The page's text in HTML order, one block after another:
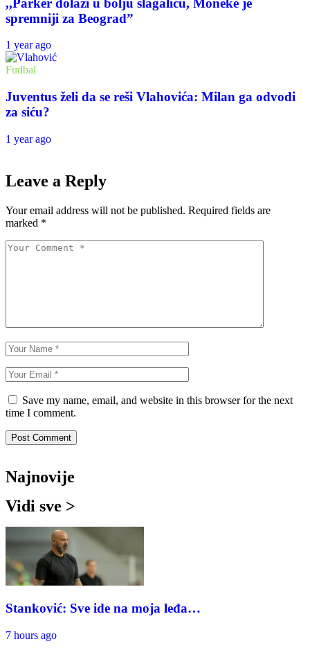
,,Parker dolazi u bolju slagalicu, Moneke je
spremniji za Beograd”
1 year ago
Fudbal
Juventus želi da se reši Vlahovića: Milan ga odvodi
za siću?
1 year ago
Leave a Reply
Your email address will not be published. Required fields are
marked *
Save my name, email, and website in this browser for the next
time I comment.
Najnovije
Vidi sve >
Stanković: Sve ide na moja leđa…
7 hours ago